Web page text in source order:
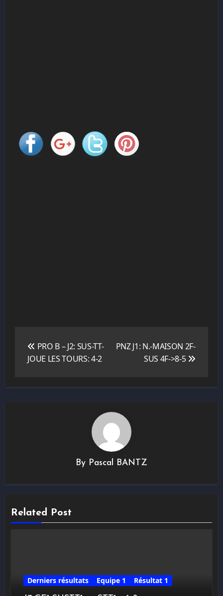
l’article
PRO B – J2: SUS-TT-
JOUE LES TOURS: 4-2
PNZ J1: N.-MAISON 2F-
SUS 4F->8-5
By Pascal BANTZ
Related Post
Derniers résultats Equipe 1
Résultat 1